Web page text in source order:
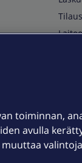
toiminnan,
avulla